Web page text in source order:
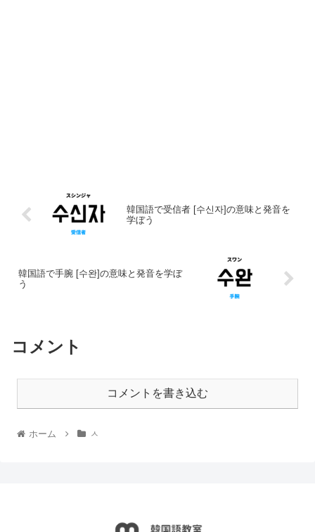
韓国語で受信者 [수신자]の意味と発音を
学ぼう
韓国語で手腕 [수완]の意味と発音を学ぼ
う
コメント
コメントを書き込む
ホーム ㅅ